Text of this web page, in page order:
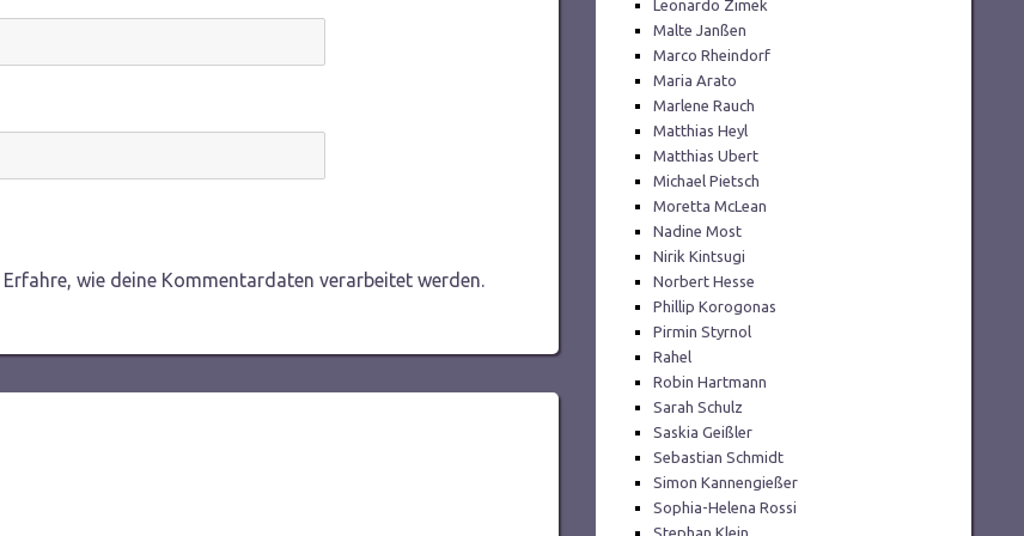
Erfahre, wie deine Kommentardaten verarbeitet werden.
Leonardo Zimek
Malte Janßen
Marco Rheindorf
Maria Arato
Marlene Rauch
Matthias Heyl
Matthias Ubert
Michael Pietsch
Moretta McLean
Nadine Most
Nirik Kintsugi
Norbert Hesse
Phillip Korogonas
Pirmin Styrnol
Rahel
Robin Hartmann
Sarah Schulz
Saskia Geißler
Sebastian Schmidt
Simon Kannengießer
Sophia-Helena Rossi